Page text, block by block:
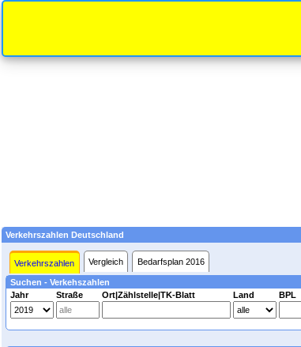
Verkehrszahlen Deutschland
Verkehrszahlen Vergleich Bedarfsplan 2016
Suchen - Verkehszahlen
Jahr
Straße Ort|Zählstelle|TK-Blatt Land BPL